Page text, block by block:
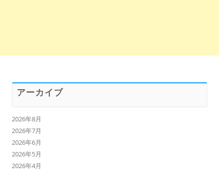
アーカイブ
2026年8月
2026年7月
2026年6月
2026年5月
2026年4月